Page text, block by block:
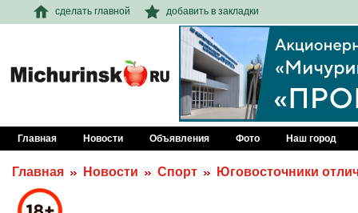
сделать главной добавить в закладки
Главная Новости Объявления Фото Наш город
Главная Новости Спорт Юговосточники